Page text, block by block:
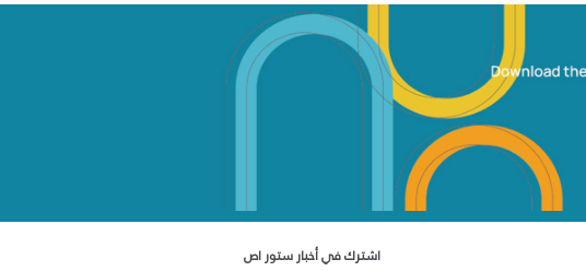
اشترك في أخبار ستور اص